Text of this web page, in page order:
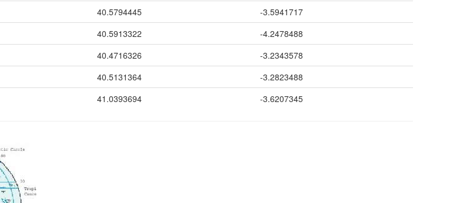
40.5794445
-3.5941717
40.5913322
-4.2478488
40.4716326
-3.2343578
40.5131364
-3.2823488
41.0393694 -3.6207345